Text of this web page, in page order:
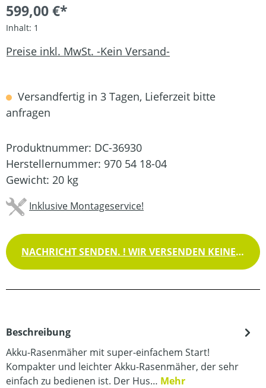
599,00 €*
Inhalt: 1
Preise inkl. MwSt. -Kein Versand-
Versandfertig in 3 Tagen, Lieferzeit bitte
anfragen
Produktnummer: DC-36930
Herstellernummer: 970 54 18-04
Gewicht: 20 kg
Inklusive Montageservice!
NACHRICHT SENDEN. ! WIR VERSENDEN KEINE WAREN !
Beschreibung
Akku-Rasenmäher mit super-einfachem Start!
Kompakter und leichter Akku-Rasenmäher, der sehr
einfach zu bedienen ist. Der Hus… Mehr